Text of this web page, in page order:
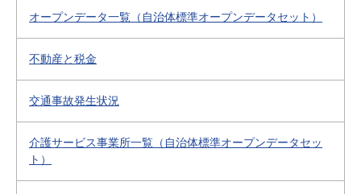
オープンデータ一覧（自治体標準オープンデータセット）
不動産と税金
交通事故発生状況
介護サービス事業所一覧（自治体標準オープンデータセッ
ト）